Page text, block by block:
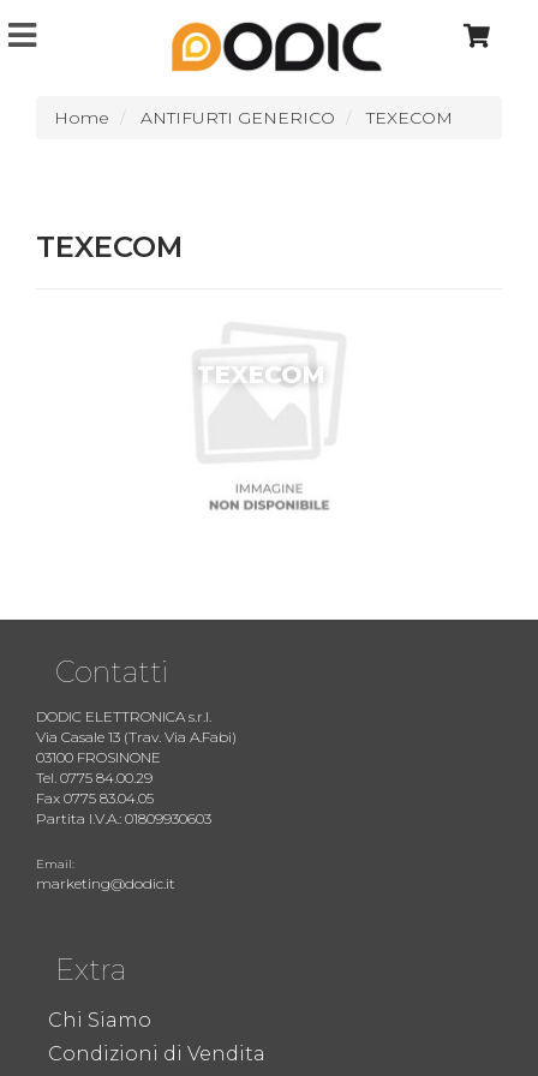
Home ANTIFURTI GENERICO TEXECOM
TEXECOM
TEXECOM
Contatti
DODIC ELETTRONICA s.r.l.
Via Casale 13 (Trav. Via A.Fabi)
03100 FROSINONE
Tel. 0775 84.00.29
Fax 0775 83.04.05
Partita I.V.A.: 01809930603
Email:
marketing@dodic.it
Extra
Chi Siamo
Condizioni di Vendita